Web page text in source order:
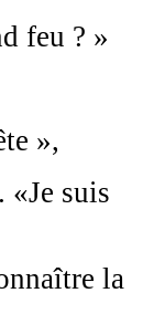
feu ? »
»,
suis
la